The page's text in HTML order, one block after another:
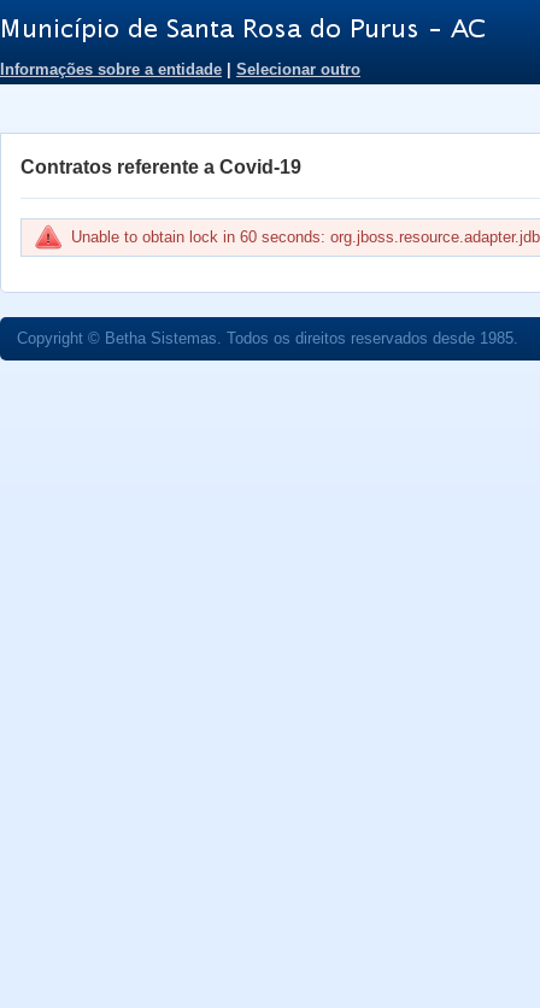
Informações sobre a entidade Selecionar outro
Contratos referente a Covid-19
Unable to obtain lock in 60 seconds:
Copyright © Betha Sistemas. Todos os direitos reservados desde 1985.